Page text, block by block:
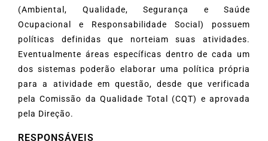
(Ambiental, Qualidade, Segurança e Saúde
Ocupacional e Responsabilidade Social) possuem
políticas definidas que norteiam suas atividades.
Eventualmente áreas específicas dentro de cada um
dos sistemas poderão elaborar uma política própria
para a atividade em questão, desde que verificada
pela Comissão da Qualidade Total (CQT) e aprovada
pela Direção.
RESPONSÁVEIS